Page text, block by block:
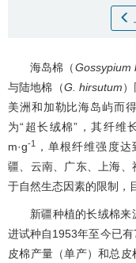
海岛棉（Gossypium
与陆地棉（G. hirsutum
美洲和加勒比海岛屿而
为“超长绒棉”，其纤维
m·g-1
，单根纤维强度
疆、云南、广东、上海
于自然生态因素的限制，
新疆种植的长绒棉来
进试种自1953年至今已
皮棉产量（单产）和总